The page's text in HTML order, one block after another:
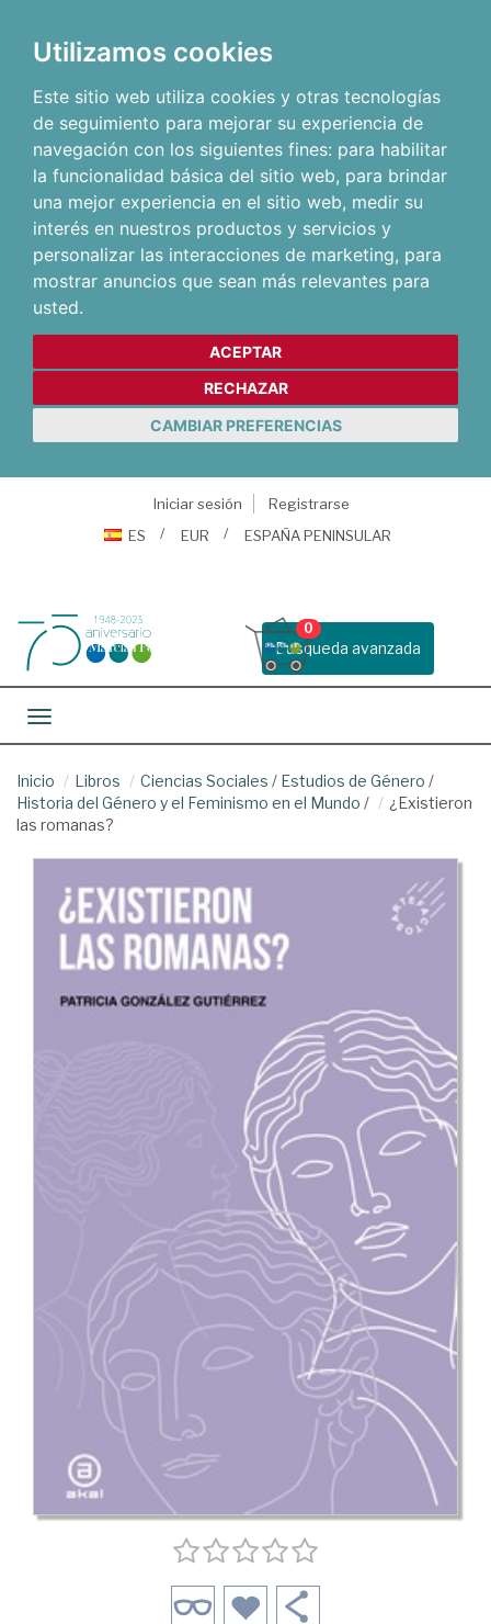
Utilizamos cookies
Este sitio web utiliza cookies y otras tecnologías
de seguimiento para mejorar su experiencia de
navegación con los siguientes fines: para habilitar
la funcionalidad básica del sitio web, para brindar
una mejor experiencia en el sitio web, medir su
interés en nuestros productos y servicios y
personalizar las interacciones de marketing, para
mostrar anuncios que sean más relevantes para
usted.
ACEPTAR
RECHAZAR
CAMBIAR PREFERENCIAS
Iniciar sesión
Registrarse
ES
EUR ESPAÑA PENINSULAR
Busqueda avanzada
0
Toggle navigation
Inicio Libros Ciencias Sociales / Estudios de Género /
Historia del Género y el Feminismo en el Mundo /
¿Existieron
las romanas?